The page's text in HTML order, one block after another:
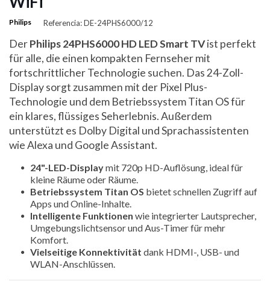
Philips Referencia: DE-24PHS6000/12
DerPhilips 24PHS6000 HD LED Smart TVist perfekt
für alle, die einen kompakten Fernseher mit
fortschrittlicher Technologie suchen. Das 24-Zoll-
Display sorgt zusammen mit der Pixel Plus-
Technologie und dem Betriebssystem Titan OS für
ein klares, flüssiges Seherlebnis. Außerdem
unterstützt es Dolby Digital und Sprachassistenten
wie Alexa und Google Assistant.
24"-LED-Displaymit 720p HD-Auflösung, ideal für
kleine Räume oder Räume.
Betriebssystem Titan OS bietet schnellen Zugriff auf
Apps und Online-Inhalte.
Intelligente Funktionen wie integrierter Lautsprecher,
Umgebungslichtsensor und Aus-Timer für mehr
Komfort.
Vielseitige Konnektivität dank HDMI-, USB- und
WLAN-Anschlüssen.